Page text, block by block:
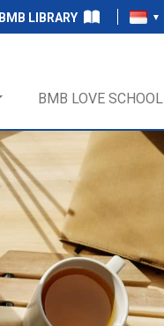
BMB LIBRARY
BMB LOVE SCHOOL